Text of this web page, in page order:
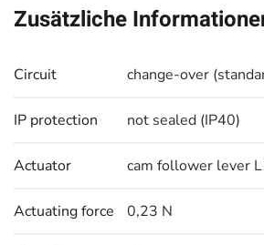
Zusätzliche
Circuit change-over
IP protection not sealed (IP40)
Actuator cam follower lever
Actuating force 0,23 N